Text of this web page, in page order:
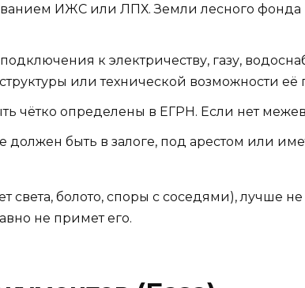
ИЖС или ЛПХ. Земли лесного фонда
к электричеству, газу,
или технической возможности её
чётко определены в ЕГРН. Если нет
должен быть в залоге, под арестом или
света, болото, споры с соседями), лучше
не примет его.